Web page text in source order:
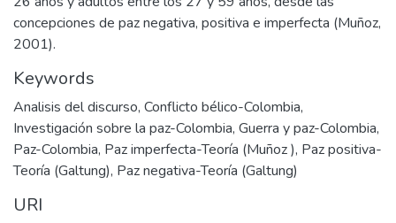
concepciones de paz negativa, positiva e imperfecta (Muñoz,
2001).
Keywords
Analisis del discurso, Conflicto bélico-Colombia,
Investigación sobre la paz-Colombia, Guerra y paz-Colombia,
Paz-Colombia, Paz imperfecta-Teoría (Muñoz ), Paz positiva-
Teoría (Galtung), Paz negativa-Teoría (Galtung)
URI